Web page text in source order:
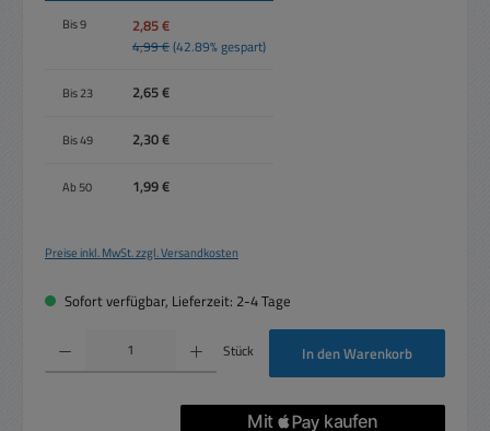
Bis9 2,85 €
4,99 €(42.89% gespart)
Bis23 2,65 €
Bis49 2,30 €
Ab 50 1,99 €
Preise inkl. MwSt. zzgl. Versandkosten
Sofort verfügbar, Lieferzeit: 2-4 Tage
Produkt Anzahl: Gib den gewünschten Wert ein oder benutze die Schaltflächen um
Stück In den Warenkorb